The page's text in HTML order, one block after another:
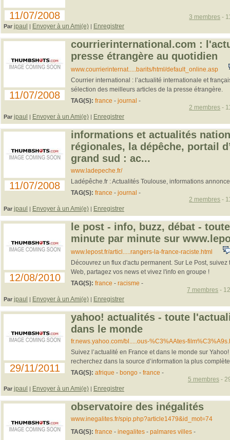
11/07/2008
Par jpaul | Envoyer à un Ami(e) | Enregistrer
3 membres -
11/07/2008
courrierinternational.com :
presse étrangère au quotidien
www.courrierinternat.....barits/html/default_online.asp
Courrier international : l’actualité internationale et
sélection des meilleurs articles de la presse étrangère.
TAG(S): france - journal -
Par jpaul | Envoyer à un Ami(e) | Enregistrer
2 membres -
11/07/2008
informations et actualités
régionales, la dépêche, portail
grand sud : ac...
www.ladepeche.fr/
Ladépêche.fr : Actualités Toulouse, informations
TAG(S): france - journal -
Par jpaul | Envoyer à un Ami(e) | Enregistrer
2 membres -
12/08/2010
le post - info, buzz, débat -
minute par minute sur
www.lepost.fr/articl.....rangers-la-france-raciste.html
Découvrez un flux d'actu permanent. Sur Le Post,
Web, partagez vos news et vivez l'info en groupe !
TAG(S): france - racisme -
Par jpaul | Envoyer à un Ami(e) | Enregistrer
7 membres -
29/11/2011
yahoo! actualités - toute
dans le monde
fr.news.yahoo.com/bl.....ous-%C3%AAtes-
Suivez l’actualité en France et dans le monde sur
recherchez dans la source d’information la plus
TAG(S): afrique - bongo- france -
Par jpaul | Envoyer à un Ami(e) | Enregistrer
5 membres-
observatoire des inégalités
www.inegalites.fr/spip.php?article1479&id_mot=74
TAG(S): france - inegalites- palmares villes-